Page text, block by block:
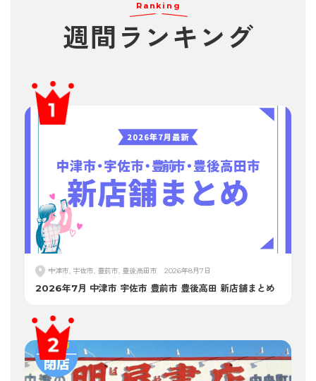
Ranking
週間 ランキング
中津市, 宇佐市, 豊前市, 豊後高田市 2026年8月7日
2026年7月 中津市 宇佐市 豊前市 豊後高田 新店舗まとめ